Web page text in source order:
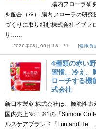
腸内フローラ研
を配合（※） 腸内フローラの研
づくりに取り組む株式会社イブフ
サ……
2026年08月06日 18：21 健康食
4種類の赤い
習慣。冷え、
ローチする機
式会社
新日本製薬 株式会社は、機能性
国内売上No.1※1の「Slimore
ルスケアブランド『Fun and He……